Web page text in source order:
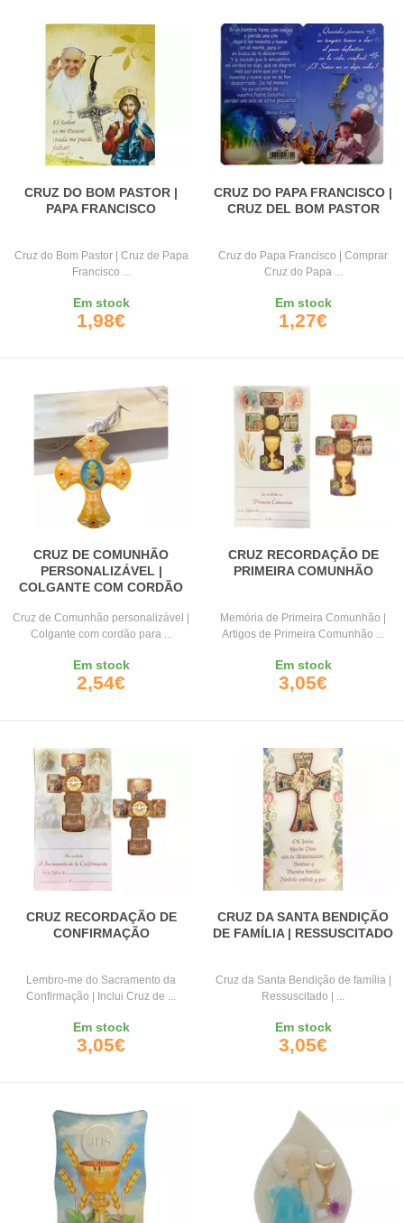
CRUZ DO BOM PASTOR |
PAPA FRANCISCO
Cruz do Bom Pastor | Cruz de Papa
Francisco ...
Em stock
1,98€
CRUZ DO PAPA FRANCISCO |
CRUZ DEL BOM PASTOR
Cruz do Papa Francisco | Comprar
Cruz do Papa ...
Em stock
1,27€
CRUZ DE COMUNHÃO
PERSONALIZÁVEL |
COLGANTE COM CORDÃO
Cruz de Comunhão personalizável |
Colgante com cordão para ...
Em stock
2,54€
CRUZ RECORDAÇÃO DE
PRIMEIRA COMUNHÃO
Memória de Primeira Comunhão |
Artigos de Primeira Comunhão ...
Em stock
3,05€
CRUZ RECORDAÇÃO DE
CONFIRMAÇÃO
Lembro-me do Sacramento da
Confirmação | Inclui Cruz de ...
Em stock
3,05€
CRUZ DA SANTA BENDIÇÃO
DE FAMÍLIA | RESSUSCITADO
Cruz da Santa Bendição de família |
Ressuscitado | ...
Em stock
3,05€